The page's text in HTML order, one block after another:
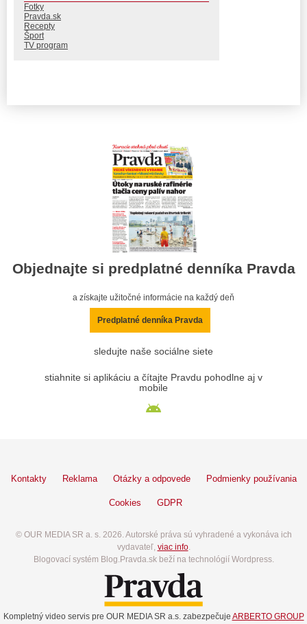
Fotky
Pravda.sk
Recepty
Šport
TV program
Objednajte si predplatné denníka Pravda
a získajte užitočné informácie na každý deň
Predplatné denníka Pravda
sledujte naše sociálne siete
stiahnite si aplikáciu a čítajte Pravdu pohodlne aj v
mobile
Kontakty Reklama Otázky a odpovede Podmienky používania
Cookies GDPR
© OUR MEDIA SR a. s. 2026. Autorské práva sú vyhradené a vykonáva ich
vydavateľ, viac info.
Blogovací systém Blog.Pravda.sk beží na technológií Wordpress.
Kompletný video servis pre OUR MEDIA SR a.s. zabezpečuje ARBERTO GROUP